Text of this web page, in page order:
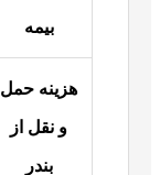
بیمه
هزینه حمل
و نقل از
بندر